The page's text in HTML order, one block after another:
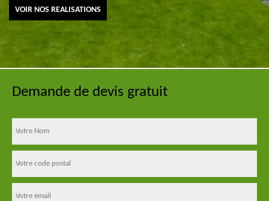
VOIR NOS REALISATIONS
Demande de devis gratuit